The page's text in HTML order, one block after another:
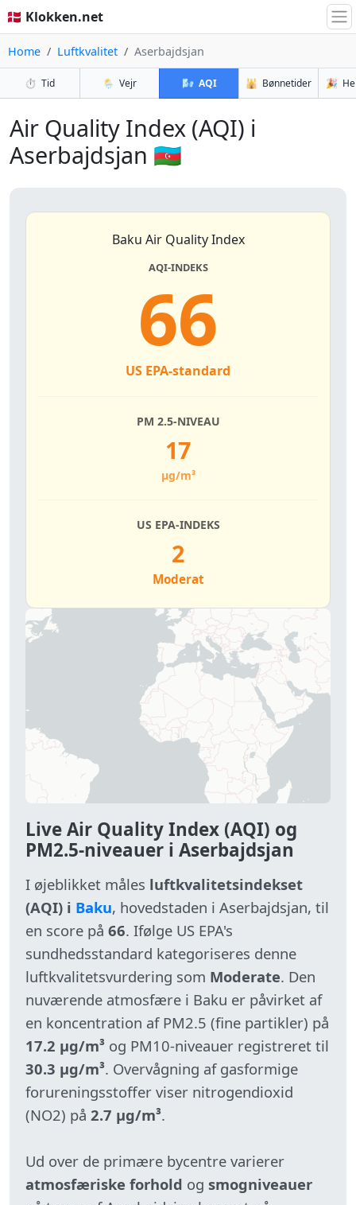
🇩🇰 Klokken.net
Home Luftkvalitet Aserbajdsjan
⏱️ Tid 🌦️ Vejr 🌬️ AQI 🕌 Bønnetider 🎉
Air Quality Index (AQI) i
Aserbajdsjan 🇦🇿
Baku Air Quality Index
AQI-INDEKS
66
US EPA-standard
PM 2.5-NIVEAU
17
µg/m³
US EPA-INDEKS
2
Moderat
Live Air Quality Index (AQI) og
PM2.5-niveauer i Aserbajdsjan
I øjeblikket måles luftkvalitetsindekset
(AQI) i Baku, hovedstaden i Aserbajdsjan, til
en score på 66. Ifølge US EPA's
sundhedsstandard kategoriseres denne
luftkvalitetsvurdering som Moderate. Den
nuværende atmosfære i Baku er påvirket af
en koncentration af PM2.5 (fine partikler) på
17.2 µg/m³ og PM10-niveauer registreret til
30.3 µg/m³. Overvågning af gasformige
forureningsstoffer viser nitrogendioxid
(NO2) på 2.7 µg/m³.
Ud over de primære bycentre varierer
atmosfæriske forhold og smogniveauer